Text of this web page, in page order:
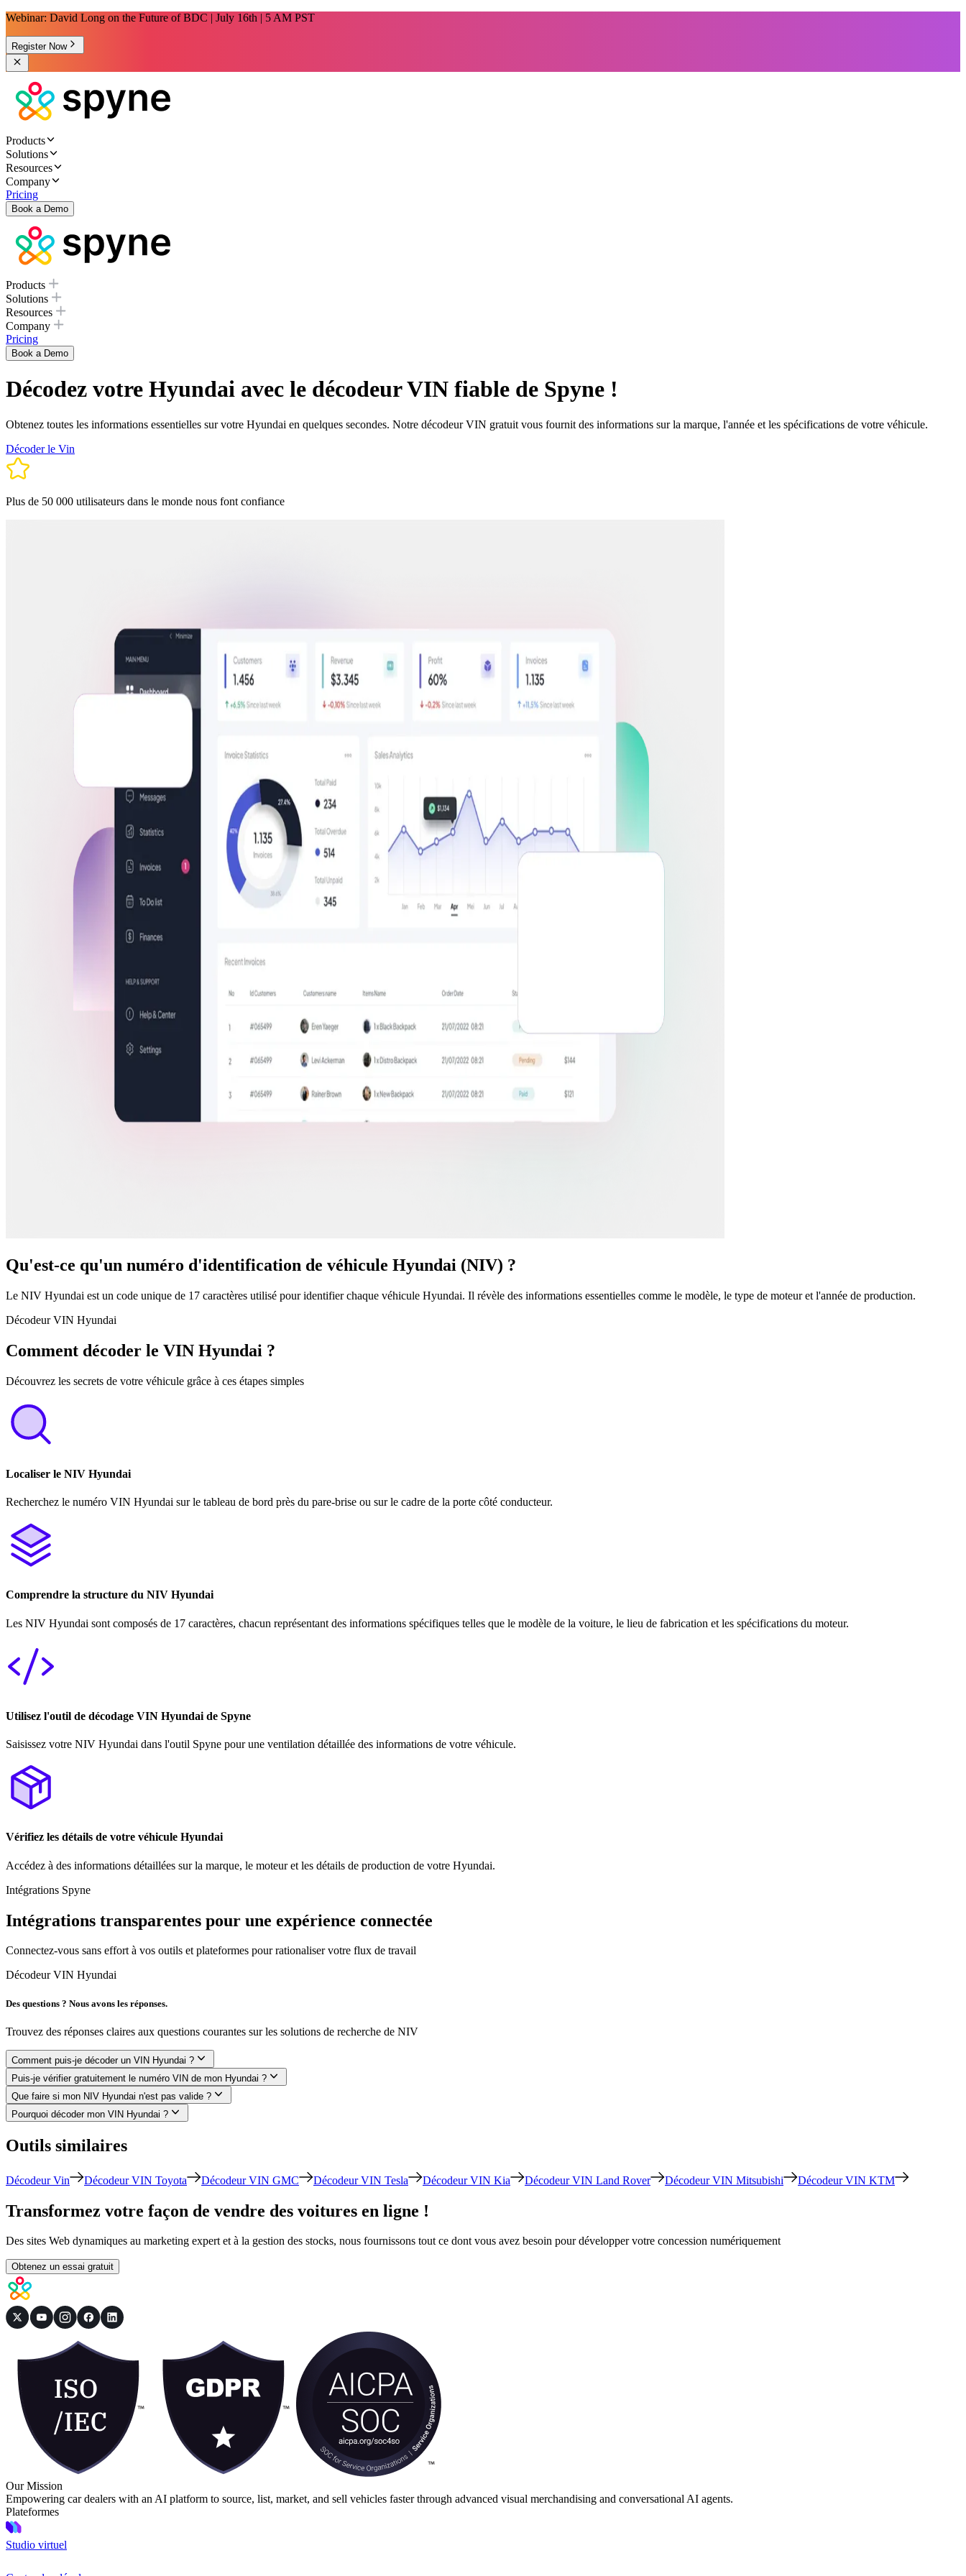
Webinar: David Long on the Future of BDC | July 16th | 5 AM PST
Register Now
Products
Solutions
Resources
Company
Pricing
Book a Demo
Products
Solutions
Resources
Company
Pricing
Book a Demo
Décodez votre Hyundai avec le décodeur VIN fiable de Spyne !
Obtenez toutes les informations essentielles sur votre Hyundai en quelques secondes. Notre décodeur VIN gratuit vous fournit des informations sur la marque, l'année et les spécifications de votre véhicule.
Décoder le Vin
Plus de 50 000 utilisateurs dans le monde nous font confiance
Qu'est-ce qu'un numéro d'identification de véhicule Hyundai (NIV) ?
Le NIV Hyundai est un code unique de 17 caractères utilisé pour identifier chaque véhicule Hyundai. Il révèle des informations essentielles comme le modèle, le type de moteur et l'année de production.
Décodeur VIN Hyundai
Comment décoder le VIN Hyundai ?
Découvrez les secrets de votre véhicule grâce à ces étapes simples
Localiser le NIV Hyundai
Recherchez le numéro VIN Hyundai sur le tableau de bord près du pare-brise ou sur le cadre de la porte côté conducteur.
Comprendre la structure du NIV Hyundai
Les NIV Hyundai sont composés de 17 caractères, chacun représentant des informations spécifiques telles que le modèle de la voiture, le lieu de fabrication et les spécifications du moteur.
Utilisez l'outil de décodage VIN Hyundai de Spyne
Saisissez votre NIV Hyundai dans l'outil Spyne pour une ventilation détaillée des informations de votre véhicule.
Vérifiez les détails de votre véhicule Hyundai
Accédez à des informations détaillées sur la marque, le moteur et les détails de production de votre Hyundai.
Intégrations Spyne
Intégrations transparentes pour une expérience connectée
Connectez-vous sans effort à vos outils et plateformes pour rationaliser votre flux de travail
Décodeur VIN Hyundai
Des questions ? Nous avons les réponses.
Trouvez des réponses claires aux questions courantes sur les solutions de recherche de NIV
Comment puis-je décoder un VIN Hyundai ?
Puis-je vérifier gratuitement le numéro VIN de mon Hyundai ?
Que faire si mon NIV Hyundai n'est pas valide ?
Pourquoi décoder mon VIN Hyundai ?
Outils similaires
Décodeur Vin Décodeur VIN Toyota Décodeur VIN GMC Décodeur VIN Tesla Décodeur VIN Kia Décodeur VIN Land Rover Décodeur VIN Mitsubishi Décodeur VIN KTM
Transformez votre façon de vendre des voitures en ligne !
Des sites Web dynamiques au marketing expert et à la gestion des stocks, nous fournissons tout ce dont vous avez besoin pour développer votre concession numériquement
Obtenez un essai gratuit
Our Mission
Empowering car dealers with an AI platform to source, list, market, and sell vehicles faster through advanced visual merchandising and conversational AI agents.
Plateformes
Studio virtuel